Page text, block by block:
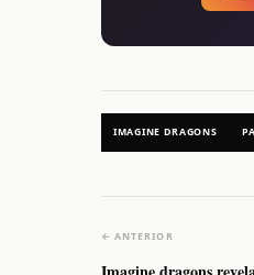
IMAGINE DRAGONS
← ANTERIOR